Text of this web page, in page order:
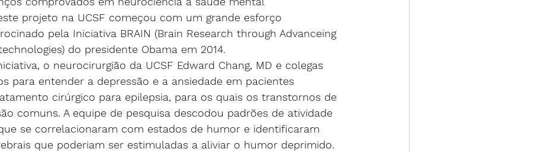
projeto na UCSF começou com um grande esforço
pela Iniciativa BRAIN (Brain Research through Advanceing
do presidente Obama em 2014.
o neurocirurgião da UCSF Edward Chang, MD e colegas
para entender a depressão e a ansiedade em pacientes
cirúrgico para epilepsia, para os quais os transtornos de
comuns. A equipe de pesquisa descodou padrões de atividade
se correlacionaram com estados de humor e identificaram
que poderiam ser estimuladas a aliviar o humor deprimido.